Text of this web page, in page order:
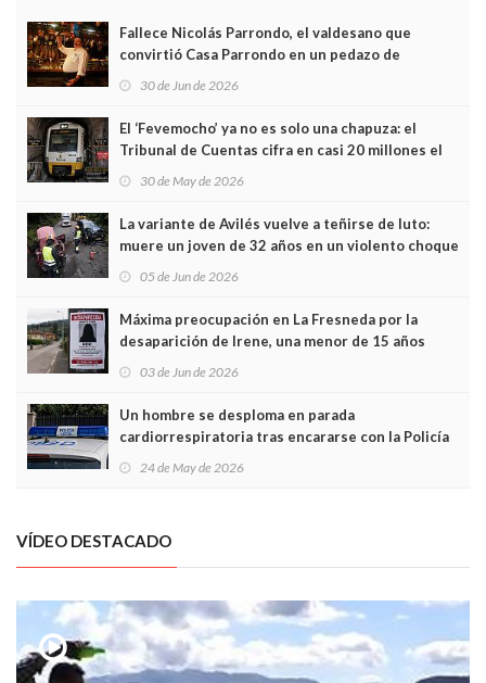
Fallece Nicolás Parrondo, el valdesano que
convirtió Casa Parrondo en un pedazo de
Asturias en Madrid
30 de Jun de 2026
El ‘Fevemocho’ ya no es solo una chapuza: el
Tribunal de Cuentas cifra en casi 20 millones el
sobrecoste de los trenes que no cabían por los
30 de May de 2026
La variante de Avilés vuelve a teñirse de luto:
muere un joven de 32 años en un violento choque
frontal
05 de Jun de 2026
Máxima preocupación en La Fresneda por la
desaparición de Irene, una menor de 15 años
03 de Jun de 2026
Un hombre se desploma en parada
cardiorrespiratoria tras encararse con la Policía
Local en Luanco
24 de May de 2026
VÍDEO DESTACADO